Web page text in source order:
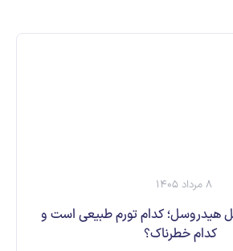
8 مرداد 1405
هیدروسل؛ کدام تورم طبیعی است و
کدام خطرناک؟